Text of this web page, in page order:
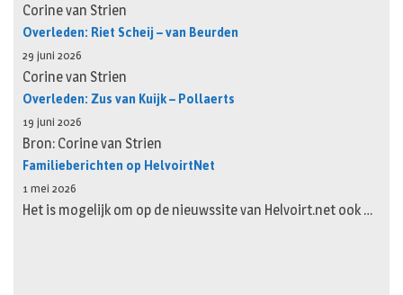
Corine van Strien
Overleden: Riet Scheij – van Beurden
29 juni 2026
Corine van Strien
Overleden: Zus van Kuijk – Pollaerts
19 juni 2026
Bron: Corine van Strien
Familieberichten op HelvoirtNet
1 mei 2026
Het is mogelijk om op de nieuwssite van Helvoirt.net ook …